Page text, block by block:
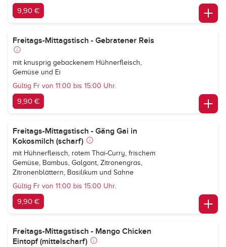
9,90 €
Freitags-Mittagstisch - Gebratener Reis
mit knusprig gebackenem Hühnerfleisch,
Gemüse und Ei
Gültig Fr von 11:00 bis 15:00 Uhr.
9,90 €
Freitags-Mittagstisch - Gäng Gai in
Kokosmilch (scharf)
mit Hühnerfleisch, rotem Thai-Curry, frischem
Gemüse, Bambus, Galgant, Zitronengras,
Zitronenblättern, Basilikum und Sahne
Gültig Fr von 11:00 bis 15:00 Uhr.
9,90 €
Freitags-Mittagstisch - Mango Chicken
Eintopf (mittelscharf)